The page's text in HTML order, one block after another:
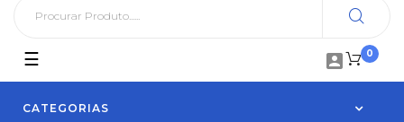
0

CATEGORIAS
Toggle
navigation
☰